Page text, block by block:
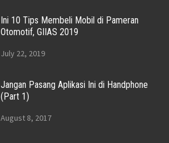
Ini 10 Tips Membeli Mobil di Pameran
Otomotif, GIIAS 2019
July 22, 2019
Jangan Pasang Aplikasi Ini di Handphone
(Part 1)
August 8, 2017